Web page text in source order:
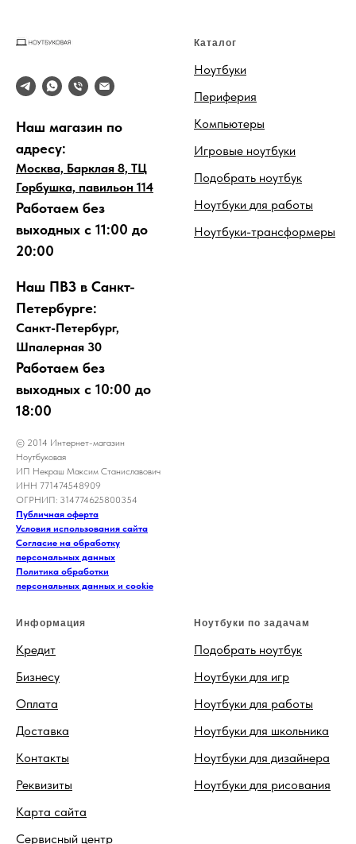
Наш магазин по
адресу:
Москва, Барклая 8, ТЦ
Горбушка, павильон 114
Работаем без
выходных с 11:00 до
20:00
Наш ПВЗ в Санкт-
Петербурге:
Санкт-Петербург,
Шпалерная 30
Работаем без
выходных с 10:00 до
18:00
© 2014 Интернет-магазин
Ноутбуковая
ИП Некраш Максим Станиславович
ИНН 771474548909
ОГРНИП: 314774625800354
Публичная оферта
Условия использования сайта
Согласие на обработку
персональных данных
Политика обработки
персональных данных и cookie
Каталог
Ноутбуки
Периферия
Компьютеры
Игровые ноутбуки
Подобрать ноутбук
Ноутбуки для работы
Ноутбуки-трансформеры
Информация
Кредит
Бизнесу
Оплата
Доставка
Контакты
Реквизиты
Карта сайта
Сервисный центр
Ноутбуки по задачам
Подобрать ноутбук
Ноутбуки для игр
Ноутбуки для работы
Ноутбуки для школьника
Ноутбуки для дизайнера
Ноутбуки для рисования